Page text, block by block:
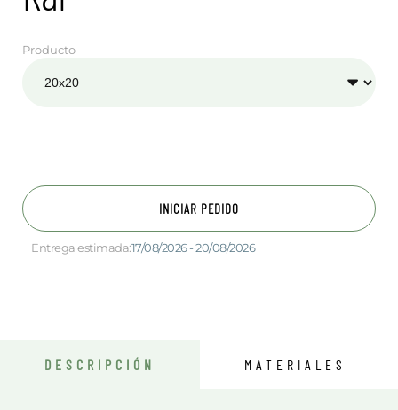
Producto
INICIAR PEDIDO
Entrega estimada:17/08/2026 - 20/08/2026
DESCRIPCIÓN MATERIALES